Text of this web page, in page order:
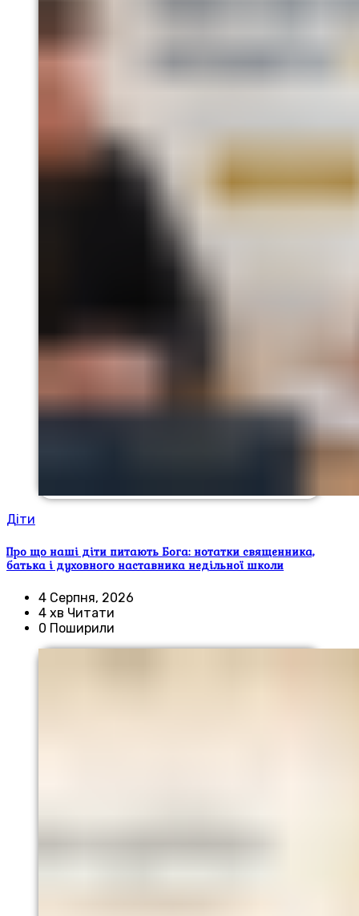
Діти
Про що наші діти питають Бога: нотатки священника,
батька і духовного наставника недільної школи
4 Серпня, 2026
4 хв Читати
0 Поширили